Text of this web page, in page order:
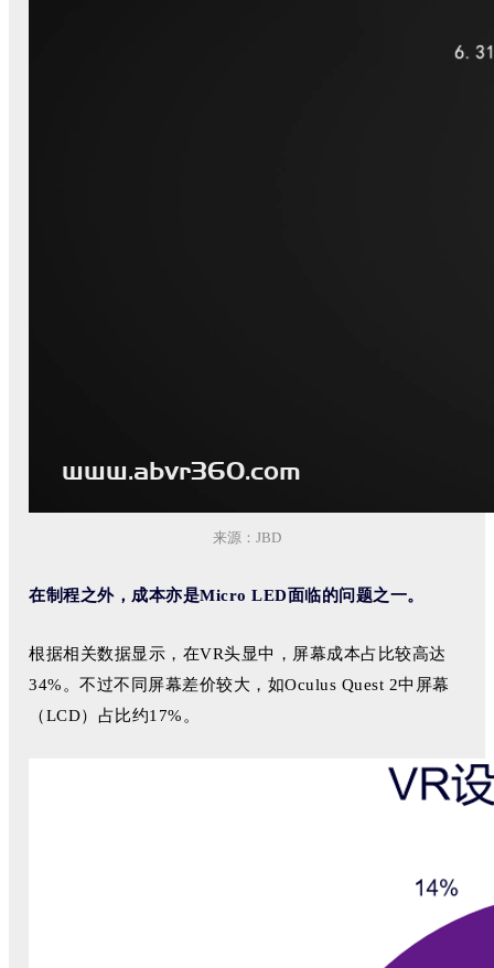
来源：JBD
在制程之外，成本亦是Micro LED面临的问题之一。
根据相关数据显示，在VR头显中，屏幕成本占比较高达
34%。不过不同屏幕差价较大，如Oculus Quest 2中屏幕
（LCD）占比约17%。